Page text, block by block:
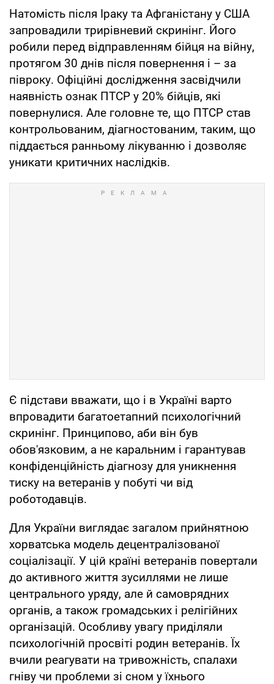
Натомість після Іраку та Афганістану у США
запровадили трирівневий скринінг. Його
робили перед відправленням бійця на війну,
протягом 30 днів після повернення і – за
півроку. Офіційні дослідження засвідчили
наявність ознак ПТСР у 20% бійців, які
повернулися. Але головне те, що ПТСР став
контрольованим, діагностованим, таким, що
піддається ранньому лікуванню і дозволяє
уникати критичних наслідків.
Є підстави вважати, що і в Україні варто
впровадити багатоетапний психологічний
скринінг. Принципово, аби він був
обов'язковим, а не каральним і гарантував
конфіденційність діагнозу для уникнення
тиску на ветеранів у побуті чи від
роботодавців.
Для України виглядає загалом прийнятною
хорватська модель децентралізованої
соціалізації. У цій країні ветеранів повертали
до активного життя зусиллями не лише
центрального уряду, але й самоврядних
органів, а також громадських і релігійних
організацій. Особливу увагу приділяли
психологічній просвіті родин ветеранів. Їх
вчили реагувати на тривожність, спалахи
гніву чи проблеми зі сном у їхнього